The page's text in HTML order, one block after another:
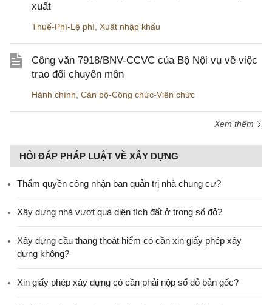
xuất
Thuế-Phí-Lệ phí Xuất nhập khẩu
Công văn 7918/BNV-CCVC của Bộ Nội vụ về việc
trao đổi chuyên môn
Hành chính Cán bộ-Công chức-Viên chức
Xem thêm
HỎI ĐÁP PHÁP LUẬT VỀ XÂY DỰNG
Thẩm quyền công nhận ban quản trị nhà chung cư?
Xây dựng nhà vượt quá diện tích đất ở trong sổ đỏ?
Xây dựng cầu thang thoát hiểm có cần xin giấy phép xây
dựng không?
Xin giấy phép xây dựng có cần phải nộp sổ đỏ bản gốc?